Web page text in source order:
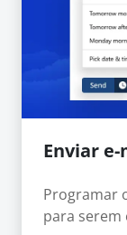
Enviar
Programar
para serem